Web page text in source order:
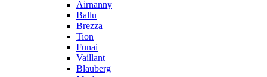
Airnanny
Ballu
Brezza
Tion
Funai
Vaillant
Blauberg